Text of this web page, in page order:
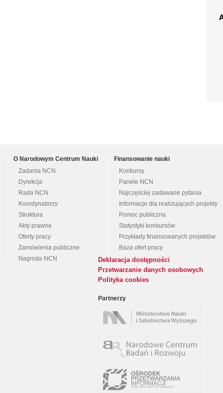
O Narodowym Centrum Nauki
Zadania NCN
Dyrekcja
Rada NCN
Koordynatorzy
Struktura
Akty prawne
Oferty pracy
Zamówienia publiczne
Nagroda NCN
Finansowanie nauki
Konkursy
Panele NCN
Najczęściej zadawane pytania
Informacje dla realizujących projekty
Pomoc publiczna
Statystyki konkursów
Przykłady finansowanych projektów
Baza ofert pracy
Deklaracja dostępności
Przetwarzanie danych osobowych
Polityka cookies
Partnerzy